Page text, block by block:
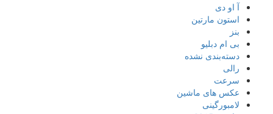
آ او دی
استون مارتین
بنز
بی ام دبلیو
دسته‌بندی نشده
رالی
سرعت
عکس های ماشین
لامبورگینی